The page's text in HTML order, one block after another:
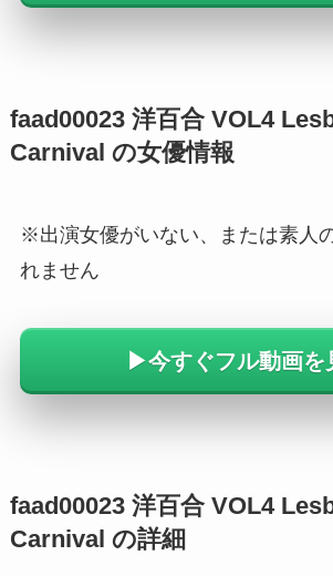
faad00023 洋百合 VOL4
Carnival の女優情報
※出演女優がいない、または素人
れません
▶︎今すぐフル動画を
faad00023 洋百合 VOL4
Carnival の詳細